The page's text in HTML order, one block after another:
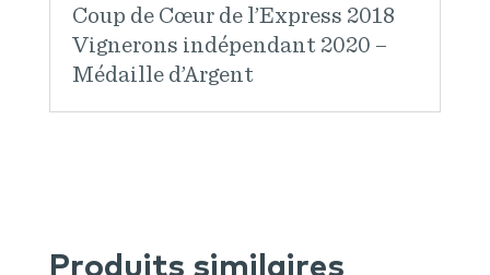
Coup de Cœur de l’Express 2018
Vignerons indépendant 2020 –
Médaille d’Argent
Produits similaires